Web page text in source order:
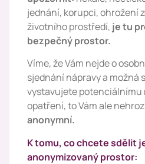
jednání, korupci, ohrožení
životního prostředí, je tu
bezpečný prostor.
Víme, že Vám nejde o
sjednání nápravy a možná
vystavujete potenciálnímu
opatření, to Vám ale
anonymní.
K tomu, co chcete sdělit
anonymizovaný prostor: